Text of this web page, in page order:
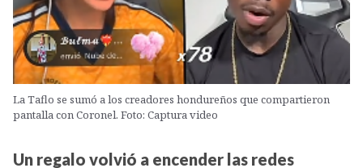
La Taflo se sumó a los creadores hondureños que compartieron
pantalla con Coronel. Foto: Captura video
Un regalo volvió a encender las redes